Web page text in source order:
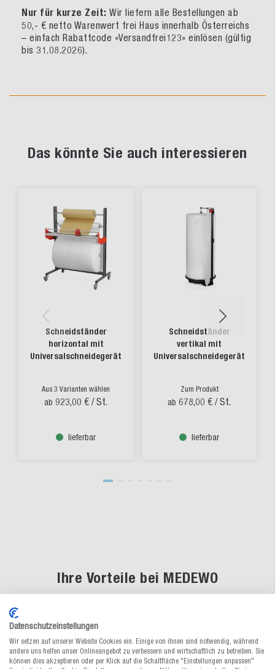
Nur für kurze Zeit: Wir liefern alle Bestellungen ab
50,- € netto Warenwert frei Haus innerhalb Österreichs
– einfach Rabattcode «Versandfrei123» einlösen (gültig
bis 31.08.2026).
Das könnte Sie auch interessieren
Schneidständer
horizontal mit
Universalschneidegerät
Aus 3 Varianten wählen
ab 923,00 € / St.
lieferbar
Schneidständer
vertikal mit
Universalschneidegerät
Zum Produkt
ab 678,00 € / St.
lieferbar
Ihre Vorteile bei MEDEWO
Fachkundige Beratung
Datenschutzeinstellungen
Wir setzen auf unserer Website Cookies ein. Einige von ihnen sind notwendig, während
andere uns helfen unser Onlineangebot zu verbessern und wirtschaftlich zu betreiben. Sie
können dies akzeptieren oder per Klick auf die Schaltfläche "Einstellungen anpassen"